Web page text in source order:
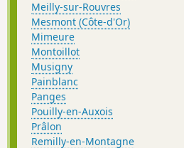
Meilly-sur-Rouvres
Mesmont (Côte-d'Or)
Mimeure
Montoillot
Musigny
Painblanc
Panges
Pouilly-en-Auxois
Prâlon
Remilly-en-Montagne